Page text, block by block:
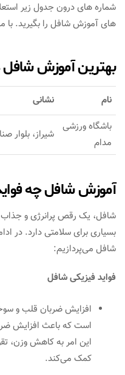
شماره های درون جدول زیر
های آموزش شافل را بگیرید. با
بهترین آموزش شافل
نام نشانی
باشگاه ورزشی
مدام
شیراز، بلوار
آموزش شافل چه
شافل، یک رقص پرانرژی و جذاب
بسیاری برای سلامتی دارد. در
شافل می‌پردازیم:
فواید فیزیکی شافل
افزایش ضربان قلب و
است که باعث افزایش
این امر به کاهش وزن،
کمک می‌کند.